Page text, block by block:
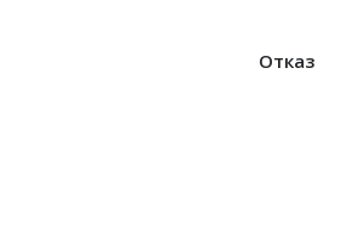
Отказ